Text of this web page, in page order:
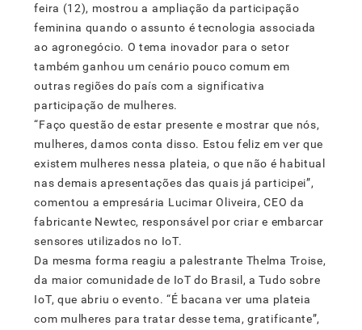
feira (12), mostrou a ampliação da participação
feminina quando o assunto é tecnologia associada
ao agronegócio. O tema inovador para o setor
também ganhou um cenário pouco comum em
outras regiões do país com a significativa
participação de mulheres.
“Faço questão de estar presente e mostrar que nós,
mulheres, damos conta disso. Estou feliz em ver que
existem mulheres nessa plateia, o que não é habitual
nas demais apresentações das quais já participei”,
comentou a empresária Lucimar Oliveira, CEO da
fabricante Newtec, responsável por criar e embarcar
sensores utilizados no IoT.
Da mesma forma reagiu a palestrante Thelma Troise,
da maior comunidade de IoT do Brasil, a Tudo sobre
IoT, que abriu o evento. “É bacana ver uma plateia
com mulheres para tratar desse tema, gratificante”,